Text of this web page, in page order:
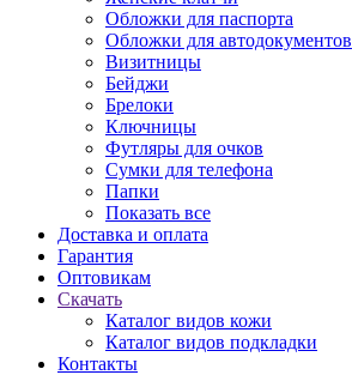
Обложки для паспорта
Обложки для автодокументов
Визитницы
Бейджи
Брелоки
Ключницы
Футляры для очков
Сумки для телефона
Папки
Показать все
Доставка и оплата
Гарантия
Оптовикам
Скачать
Каталог видов кожи
Каталог видов подкладки
Контакты